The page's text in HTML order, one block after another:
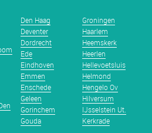
Den Haag
Deventer
Dordrecht
Ede
Eindhoven
Emmen
Enschede
Geleen
Gorinchem
Gouda
Groningen
Haarlem
Heemskerk
Heerlen
Hellevoetsluis
Helmond
Hengelo Ov
Hilversum
IJsselstein Ut.
Kerkrade